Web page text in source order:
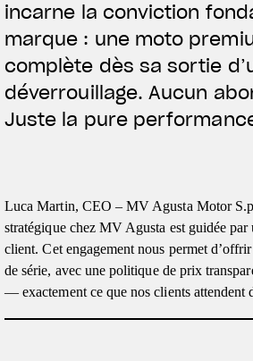
incarne la conviction
marque : une moto
complète dès sa sortie
déverrouillage. Aucun
Juste la pure
Luca Martin, CEO – MV Agusta Motor
stratégique chez MV Agusta est guidée
client. Cet engagement nous permet
de série, avec une politique de prix
— exactement ce que nos clients attendent